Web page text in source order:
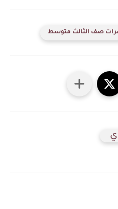
صف الثالث متوسط